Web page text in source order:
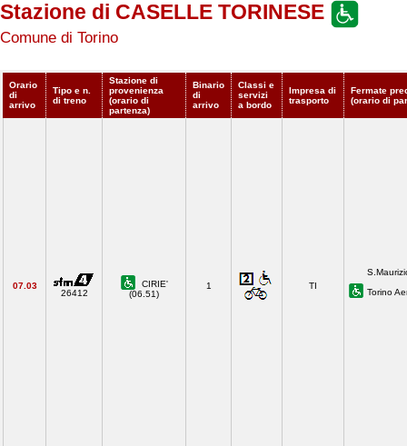
Stazione di CASELLE TORINESE
Comune di Torino
Orario
di
arrivo
Tipo e n.
di treno
Stazione di
provenienza
(orario di
partenza)
Binario
di
arrivo
Classi e
servizi
a bordo
Impresa di
trasporto
Fermate
(orario di
07.03
26412
CIRIE'
(06.51)
1 TI
Torino